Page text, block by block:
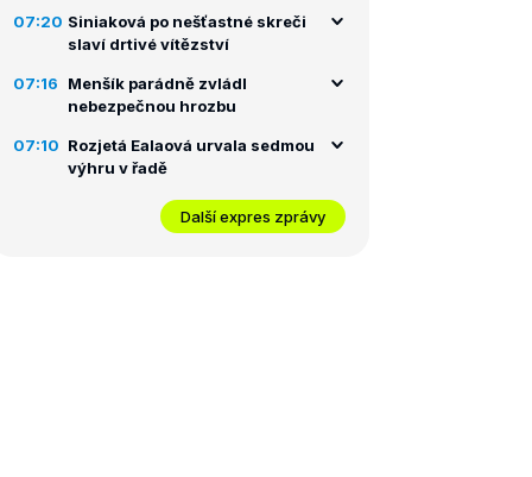
07:20 Siniaková po nešťastné skreči
slaví drtivé vítězství
07:16
Menšík parádně zvládl
nebezpečnou hrozbu
07:10 Rozjetá Ealaová urvala sedmou
výhru v řadě
Další expres zprávy